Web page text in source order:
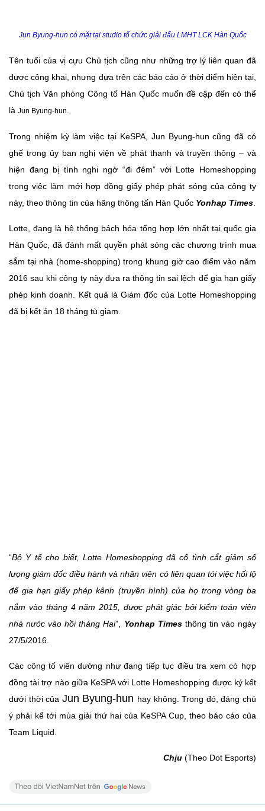
Jun Byung-hun có mặt tại studio tổ chức giải đấu LMHT LCK Hàn Quốc
Tên tuổi của vị cựu Chủ tịch cũng như những trợ lý liên quan đã
được công khai, nhưng dựa trên các báo cáo ở thời điểm hiện tại,
Chủ tịch Văn phòng Công tố Hàn Quốc muốn đề cập đến có thể
là Jun Byung-hun
Trong nhiệm kỳ làm việc tại KeSPA, Jun Byung-hun cũng đã có
ghế trong ủy ban nghị viện về phát thanh và truyền thông – và
hiện đang bị tình nghi ngờ “đi đêm” với Lotte Homeshopping
trong việc làm mới hợp đồng giấy phép phát sóng của công ty
này, theo thông tin của hãng thông tấn Hàn Quốc Yonhap Times
Lotte, đang là hệ thống bách hóa tổng hợp lớn nhất tại quốc gia
Hàn Quốc, đã đánh mất quyền phát sóng các chương trình mua
sắm tại nhà (home-shopping) trong khung giờ cao điểm vào năm
2016 sau khi công ty này đưa ra thông tin sai lệch để gia hạn giấy
phép kinh doanh. Kết quả là Giám đốc của Lotte Homeshopping
đã bị kết án 18 tháng tù giam.
“Bộ Y tế cho biết, Lotte Homeshopping đã cố tình cắt giảm số
lượng giám đốc điều hành và nhân viên có liên quan tới việc hối lộ
để gia hạn giấy phép kênh (truyền hình) của họ trong vòng ba
nắm vào tháng 4 năm 2015, được phát giác bởi kiểm toán viên
nhà nước vào hồi tháng Hai”, Yonhap Timesthông tin vào ngày
27/5/2016.
Các công tố viên dường như đang tiếp tục điều tra xem có hợp
đồng tài trợ nào giữa KeSPA với Lotte Homeshopping được ký kết
dưới thời của Jun Byung-hun hay không. Trong đó, đáng chú
ý phải kể tới mùa giải thứ hai của KeSPA Cup, theo báo cáo của
Team Liquid.
Chịu (Theo Dot Esports)